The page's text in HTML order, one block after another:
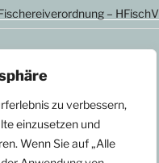
zu verbessern,
einzusetzen und
Wenn Sie auf „Alle
– HFischV